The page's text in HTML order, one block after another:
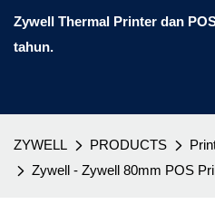
Zywell Thermal Printer dan
tahun.
ZYWELL PRODUCTS
Zywell - Zywell 80mm POS